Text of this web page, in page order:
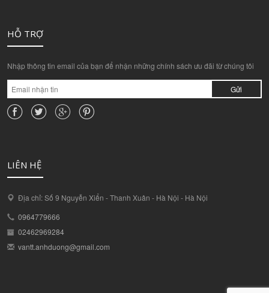
HỖ TRỢ
Nhập thông tin email của bạn để nhận những chính sách ưu đãi từ chúng tôi
Gửi
LIÊN HỆ
Địa chỉ: Số 9 Nguyễn Xiển - Thanh Xuân - Hà Nội - Hà Nội
0964779666
02462969284
vantt.anhduong@gmail.com